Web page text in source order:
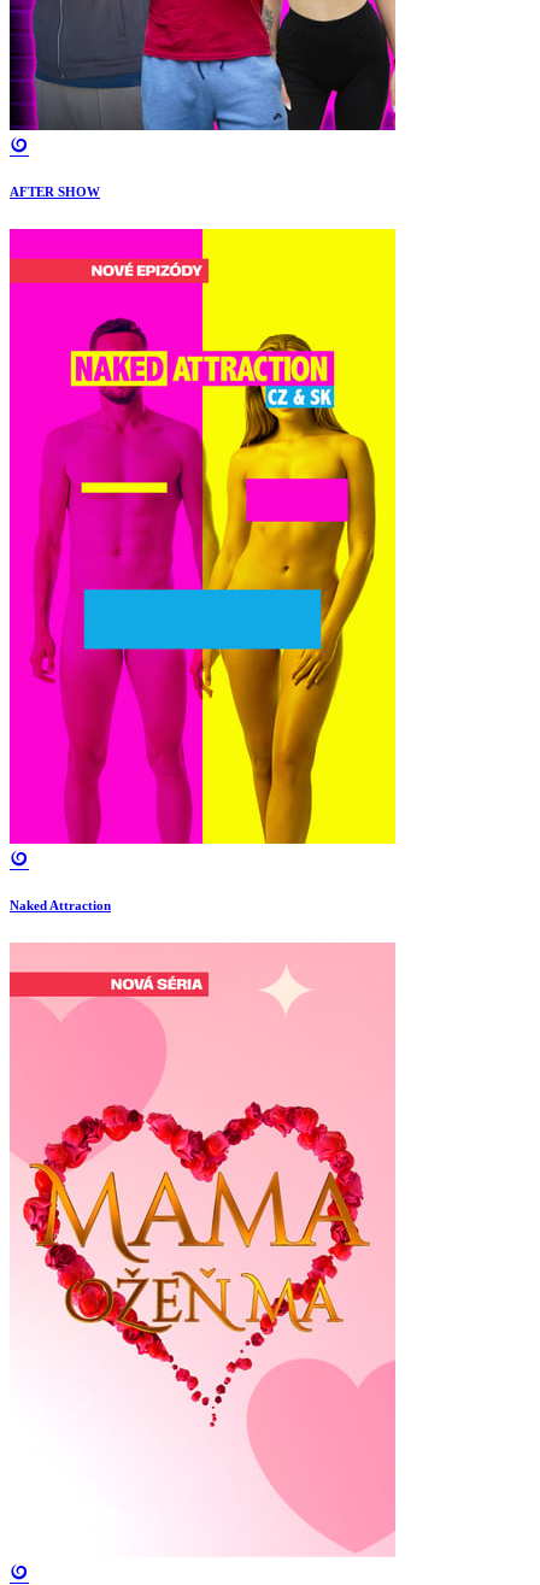
AFTER SHOW
Naked Attraction